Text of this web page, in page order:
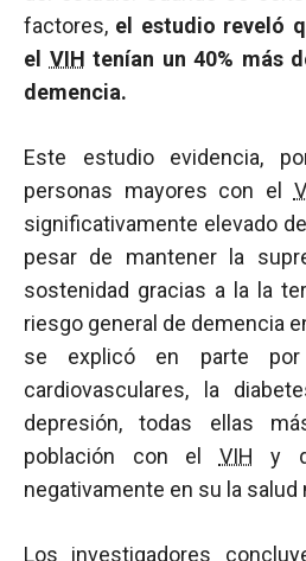
factores, el estudio reveló
el VIH tenían un 40% más
demencia.
Este estudio evidencia,
personas mayores con el
significativamente elevado
pesar de mantener la
sostenidad gracias a la la
riesgo general de demencia
se explicó en parte por
cardiovasculares, la
depresión, todas ellas
población con el VIH y
negativamente en su la salud
Los investigadores